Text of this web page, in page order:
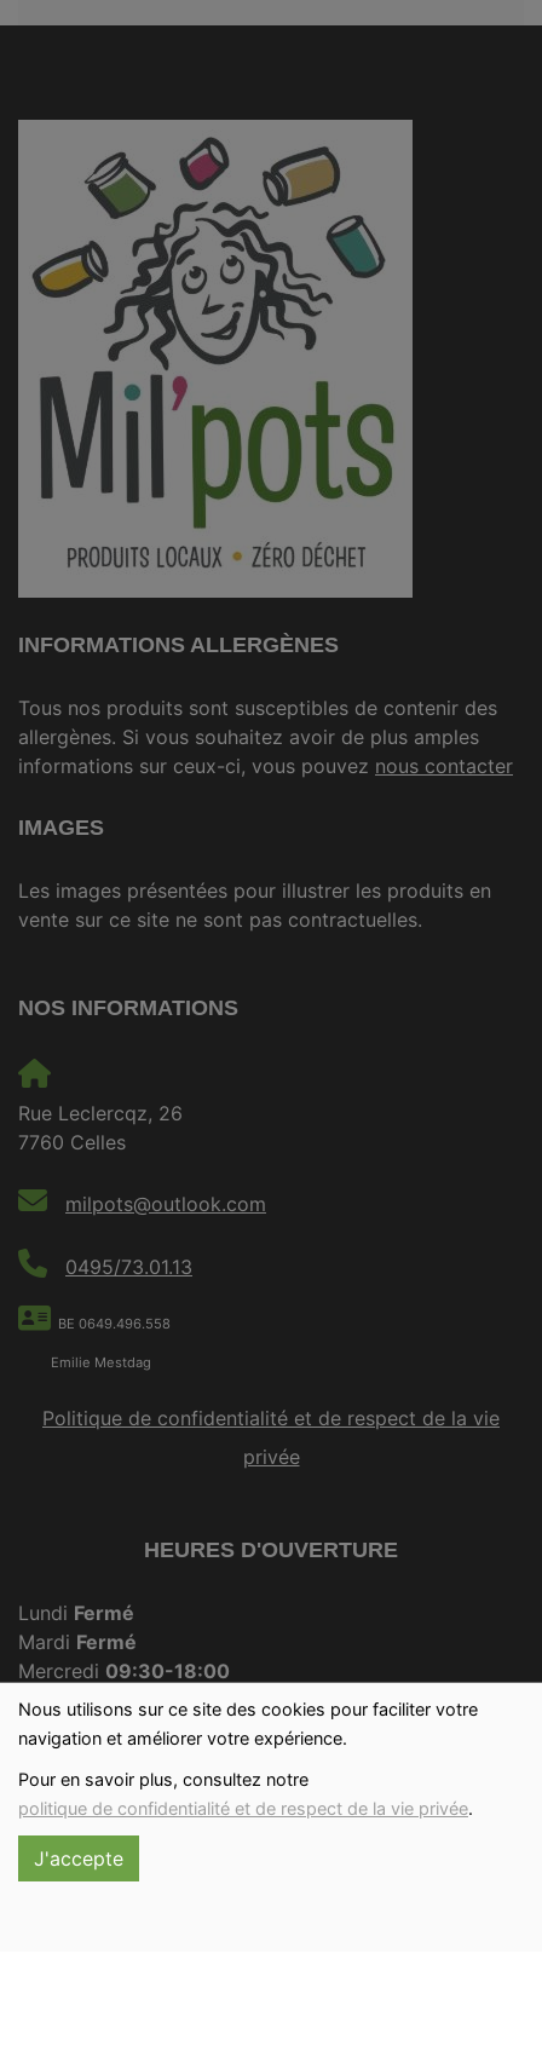
Nous utilisons sur ce site des cookies pour faciliter votre
navigation et améliorer votre expérience.
Pour en savoir plus, consultez notre
politique de confidentialité et de respect de la vie privée.
J'accepte
INFORMATIONS ALLERGÈNES
Tous nos produits sont susceptibles de contenir des
allergènes. Si vous souhaitez avoir de plus amples
informations sur ceux-ci, vous pouvez nous contacter
IMAGES
Les images présentées pour illustrer les produits en
vente sur ce site ne sont pas contractuelles.
NOS INFORMATIONS
Rue Leclercqz, 26
7760 Celles
milpots@outlook.com
0495/73.01.13
BE 0649.496.558
Emilie Mestdag
Politique de confidentialité et de respect de la vie
privée
HEURES D'OUVERTURE
Lundi Fermé
Mardi Fermé
Mercredi 09:30-18:00
JeudiFermé
Vendredi 09:30-18:00
Dimanche09:30-12:00